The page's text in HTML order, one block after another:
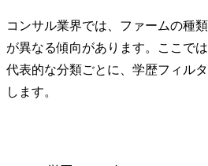
コンサル業界では、ファームの種
が異なる傾向があります。ここで
代表的な分類ごとに、学歴フィル
します。